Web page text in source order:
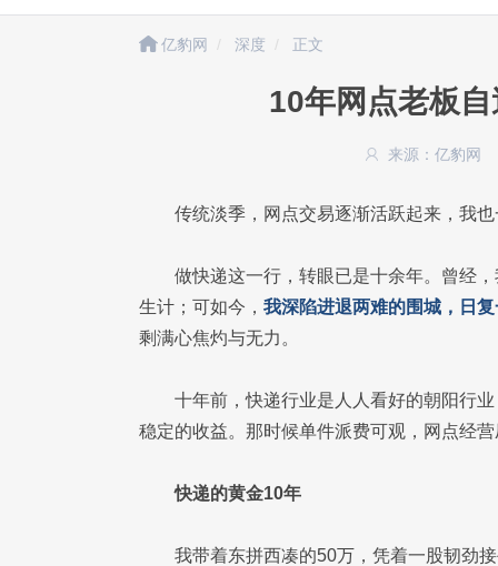
亿豹网 深度 正文
10年网点老板
来源：亿豹网
传统淡季，网点交易逐渐活跃起来，我
做快递这一行，转眼已是十余年。曾经
生计；可如今， 我深陷进退两难的围城，日
剩满心焦灼与无力。
十年前，快递行业是人人看好的朝阳行
稳定的收益。那时候单件派费可观，网点经
快递的黄金10年
我带着东拼西凑的50万，凭着一股韧劲